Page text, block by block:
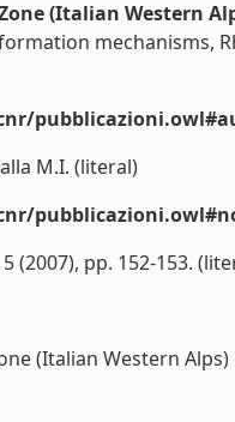
Zone (Italian Western
M.I. (literal)
(2007), pp. 152-153.
(Italian Western